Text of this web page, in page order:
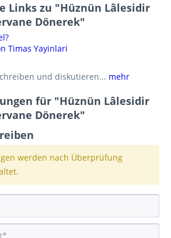
Links zu "Hüznün Lâlesidir
Dönerek"
Timas Yayinlari
und diskutieren... mehr
für "Hüznün Lâlesidir
Dönerek"
werden nach Überprüfung